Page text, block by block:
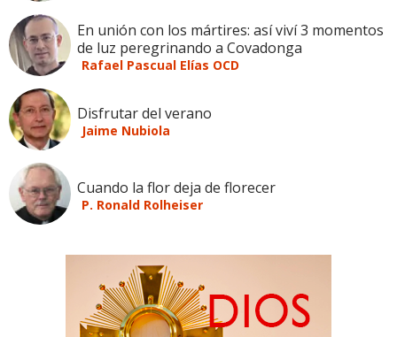
En unión con los mártires: así viví 3 momentos
de luz peregrinando a Covadonga
Rafael Pascual Elías OCD
Disfrutar del verano
Jaime Nubiola
Cuando la flor deja de florecer
P. Ronald Rolheiser